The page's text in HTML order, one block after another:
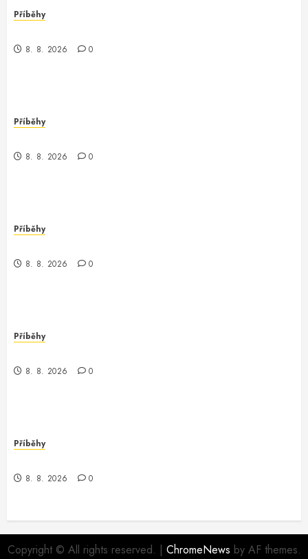
Příběhy
8. 8. 2026 0
Příběhy
8. 8. 2026 0
Příběhy
8. 8. 2026 0
Příběhy
8. 8. 2026 0
Příběhy
8. 8. 2026 0
Copyright © All rights reserved. | ChromeNews by AF themes.